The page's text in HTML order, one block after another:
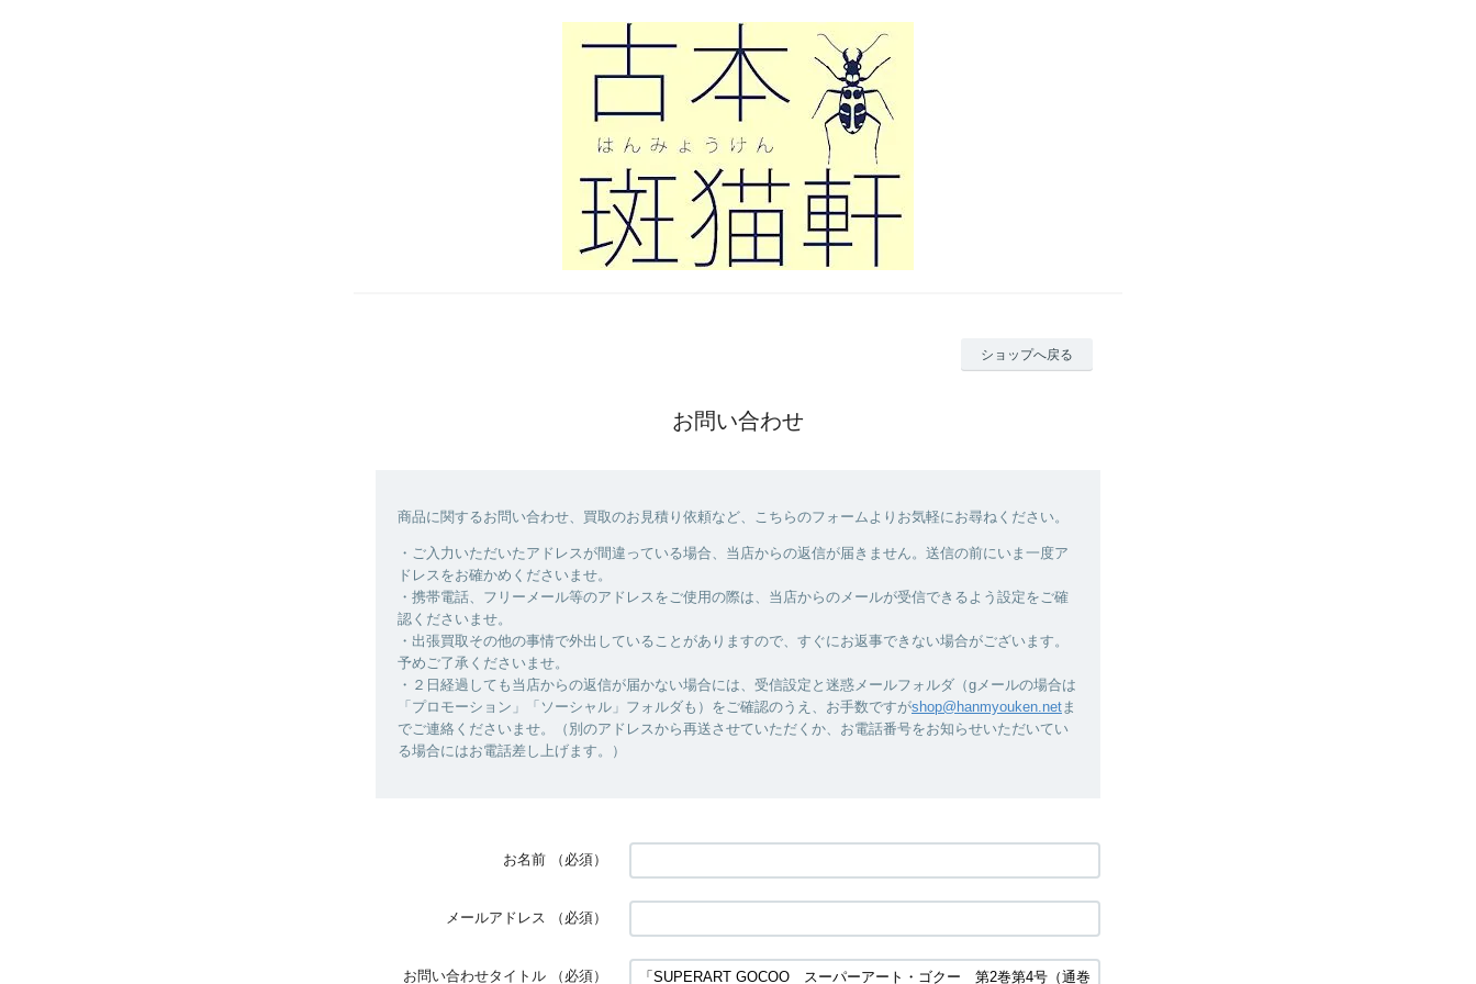
ショップへ戻る
お問い合わせ
商品に関するお問い合わせ、買取のお見積り依頼など、こちらのフォームよりお気軽にお尋ねください。
・ご入力いただいたアドレスが間違っている場合、当店からの返信が届きません。送信の前にいま一度ア
ドレスをお確かめくださいませ。
・携帯電話、フリーメール等のアドレスをご使用の際は、当店からのメールが受信できるよう設定をご確
認くださいませ。
・出張買取その他の事情で外出していることがありますので、すぐにお返事できない場合がございます。
予めご了承くださいませ。
・２日経過しても当店からの返信が届かない場合には、受信設定と迷惑メールフォルダ（gメールの場合は
「プロモーション」「ソーシャル」フォルダも）をご確認のうえ、お手数ですがshop@hanmyouken.netま
でご連絡くださいませ。（別のアドレスから再送させていただくか、お電話番号をお知らせいただいてい
る場合にはお電話差し上げます。）
お名前 （必須）
メールアドレス （必須）
お問い合わせタイトル （必須）